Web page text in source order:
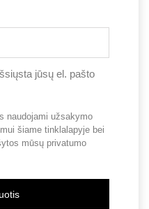
jūsų el. pašto
naudojami užsakymo
šiame tinklalapyje bei
mūsų privatumo